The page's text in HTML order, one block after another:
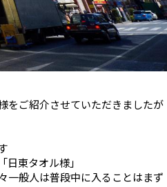
をご紹介させていただきましたが
東タオル様」
一般人は普段中に入ることはまず